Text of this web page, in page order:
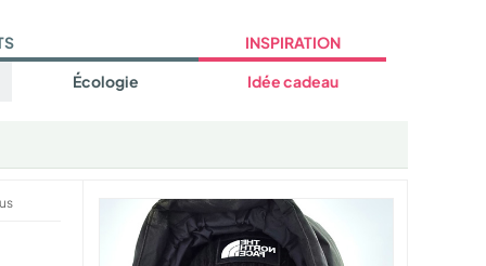
Écologie
INSPIRATION
Idée cadeau